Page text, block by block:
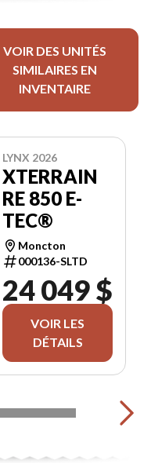
VOIR DES UNITÉS
SIMILAIRES EN
INVENTAIRE
LYNX 2026
XTERRAIN
RE 850 E-
TEC®
Moncton
000136-SLTD
24 049 $
VOIR LES
DÉTAILS